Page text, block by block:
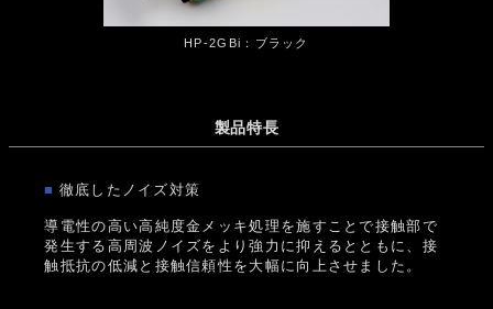
HP-2GBi：ブラック
製品特長
■ 徹底したノイズ対策
導電性の高い高純度金メッキ処理を施すことで接触部で
発生する高周波ノイズをより強力に抑えるとともに、接
触抵抗の低減と接触信頼性を大幅に向上させました。